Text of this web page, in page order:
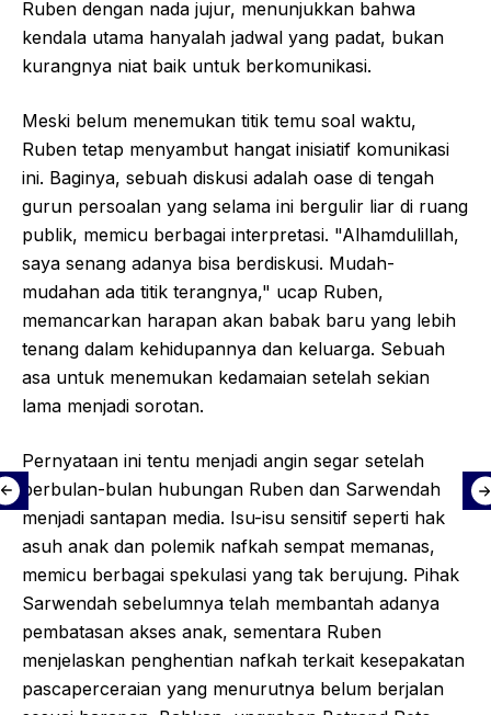
Ruben dengan nada jujur, menunjukkan bahwa
kendala utama hanyalah jadwal yang padat, bukan
kurangnya niat baik untuk berkomunikasi.
Meski belum menemukan titik temu soal waktu,
Ruben tetap menyambut hangat inisiatif komunikasi
ini. Baginya, sebuah diskusi adalah oase di tengah
gurun persoalan yang selama ini bergulir liar di ruang
publik, memicu berbagai interpretasi. "Alhamdulillah,
saya senang adanya bisa berdiskusi. Mudah-
mudahan ada titik terangnya," ucap Ruben,
memancarkan harapan akan babak baru yang lebih
tenang dalam kehidupannya dan keluarga. Sebuah
asa untuk menemukan kedamaian setelah sekian
lama menjadi sorotan.
Pernyataan ini tentu menjadi angin segar setelah
berbulan-bulan hubungan Ruben dan Sarwendah
menjadi santapan media. Isu-isu sensitif seperti hak
asuh anak dan polemik nafkah sempat memanas,
memicu berbagai spekulasi yang tak berujung. Pihak
Sarwendah sebelumnya telah membantah adanya
pembatasan akses anak, sementara Ruben
menjelaskan penghentian nafkah terkait kesepakatan
pascaperceraian yang menurutnya belum berjalan